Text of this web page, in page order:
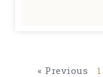
« Previous 1